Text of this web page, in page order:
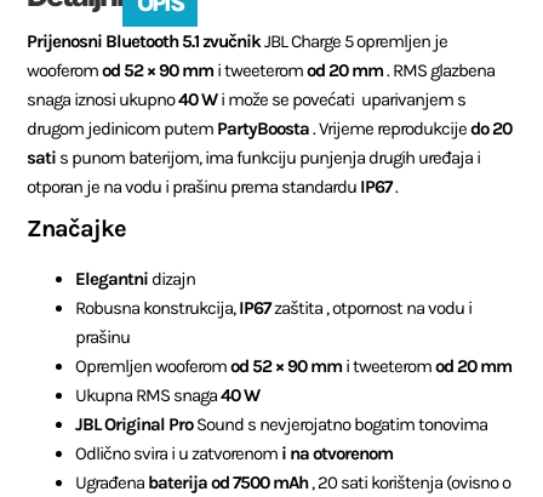
Prijenosni Bluetooth 5.1 zvučnikJBL Charge 5 opremljen je
wooferomod 52 × 90 mm i tweeteromod 20 mm. RMS glazbena
snaga iznosi ukupno40 Wi može se povećati uparivanjem s
drugom jedinicom putem PartyBoosta. Vrijeme reprodukcijedo 20
sati s punom baterijom, ima funkciju punjenja drugih uređaja i
otporan je na vodu i prašinu prema standardu IP67.
Značajke
Elegantni dizajn
Robusna konstrukcija, IP67zaštita , otpornost na vodu i
prašinu
Opremljen wooferomod 52 × 90 mm i tweeteromod 20 mm
Ukupna RMS snaga40 W
JBL Original ProSound s nevjerojatno bogatim tonovima
Odlično svira i u zatvorenom i na otvorenom
Ugrađena baterija od 7500 mAh, 20 sati korištenja (ovisno o